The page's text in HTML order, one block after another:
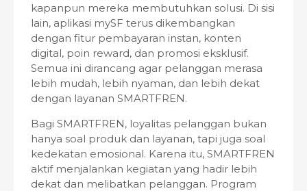
kapanpun mereka membutuhkan solusi. Di sisi
lain, aplikasi mySF terus dikembangkan
dengan fitur pembayaran instan, konten
digital, poin reward, dan promosi eksklusif.
Semua ini dirancang agar pelanggan merasa
lebih mudah, lebih nyaman, dan lebih dekat
dengan layanan SMARTFREN.
Bagi SMARTFREN, loyalitas pelanggan bukan
hanya soal produk dan layanan, tapi juga soal
kedekatan emosional. Karena itu, SMARTFREN
aktif menjalankan kegiatan yang hadir lebih
dekat dan melibatkan pelanggan. Program